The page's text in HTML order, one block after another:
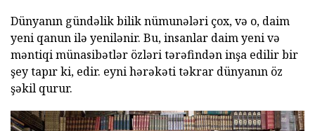
Dünyanın gündəlik bilik nümunələri çox, və o, daim
yeni qanun ilə yenilənir. Bu, insanlar daim yeni və
məntiqi münasibətlər özləri tərəfindən inşa edilir bir
şey tapır ki, edir. eyni hərəkəti təkrar dünyanın öz
şəkil qurur.